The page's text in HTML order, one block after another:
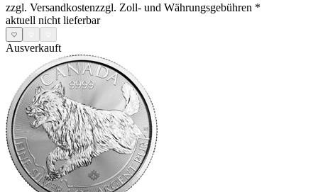
zzgl. Versandkostenzzgl. Zoll- und Währungsgebühren *
aktuell nicht lieferbar
Ausverkauft